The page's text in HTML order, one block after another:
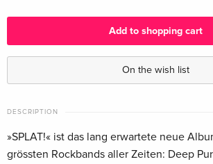
45 RPM, Gatefold, Limited Edition,
Transparent Yellow Vinyl, 2 LPs
45 RPM, Gatefold, Limited Edition, Purple
Limited Boxset, 2 LPs + 3 10" Maxis + 7" Single
Add to shopping cart
On the wish list
DESCRIPTION
»SPLAT!« ist das lang erwartete neue
grössten Rockbands aller Zeiten: Deep